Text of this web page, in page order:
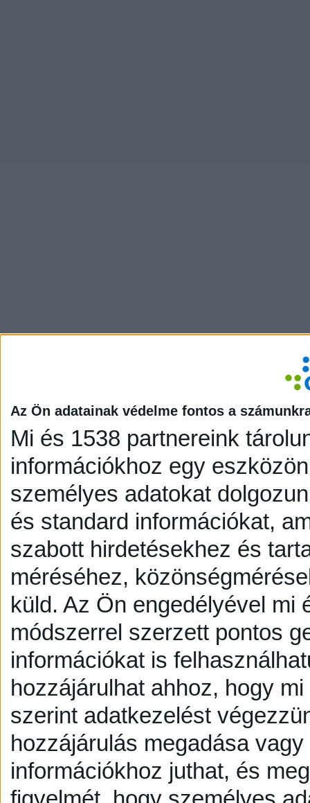
Az Ön adatainak védelme fontos a
Mi és 1538 partnereink
információkhoz egy
személyes adatokat
és standard információkat,
szabott hirdetésekhez és
méréséhez,
küld. Az Ön engedélyével mi
módszerrel szerzett pontos
információkat is
hozzájárulhat ahhoz, hogy
szerint adatkezelést
hozzájárulás megadása
információkhoz juthat, és